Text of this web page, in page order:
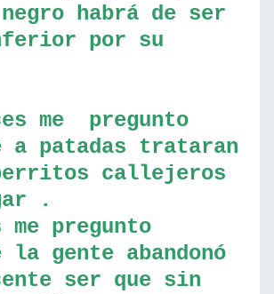
habrá de ser
por su
me pregunto
a patadas trataran
callejeros
.
me pregunto
la gente abandonó
ser que sin